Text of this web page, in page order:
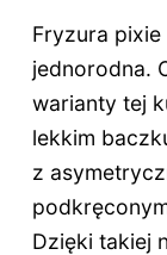
Fryzura pixie
jednorodna.
warianty tej
lekkim
z
Dzięki takiej